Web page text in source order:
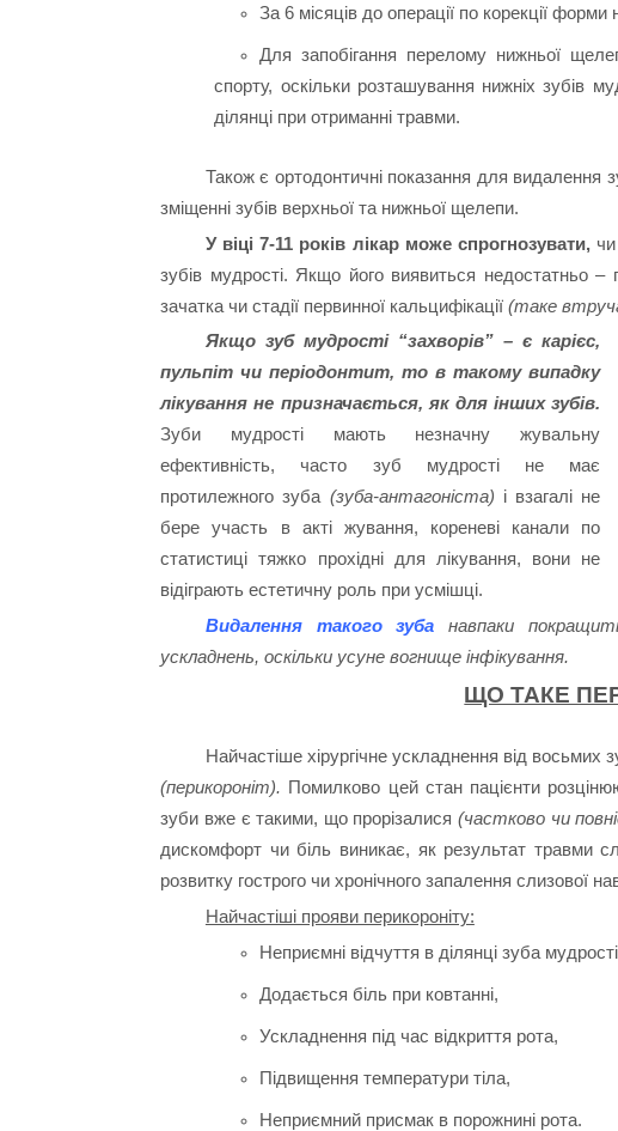
За 6 місяців до операції по корекції
Для запобігання перелому нижньої
спорту, оскільки розташування нижніх зубів
ділянці при отриманні травми.
Також є ортодонтичні показання для видалення
зміщенні зубів верхньої та нижньої щелепи.
У віці 7-11 років лікар може спрогнозувати,чи
зубів мудрості. Якщо його виявиться недостатньо –
зачатка чи стадії первинної кальцифікації(таке
Якщо зуб мудрості “захворів” – є карієс,
пульпіт чи періодонтит, то в такому випадку
лікування не призначається, як для інших зубів.
Зуби мудрості мають незначну жувальну
ефективність, часто зуб мудрості не має
протилежного зуба (зуба-антагоніста) і взагалі не
бере участь в акті жування, кореневі канали по
статистиці тяжко прохідні для лікування, вони не
відіграють естетичну роль при усмішці.
Видалення такого зуба навпаки
ускладнень, оскільки усуне вогнище інфікування.
ЩО ТАКЕ
Найчастіше хірургічне ускладнення від восьмих
(перикороніт). Помилково цей стан пацієнти
зуби вже є такими, що прорізалися (частково чи
дискомфорт чи біль виникає, як результат травми
розвитку гострого чи хронічного запалення слизової
Найчастіші прояви перикороніту:
Неприємні відчуття в ділянці зуба
Додається біль при ковтанні,
Ускладнення під час відкриття рота,
Підвищення температури тіла,
Неприємний присмак в порожнині рота.